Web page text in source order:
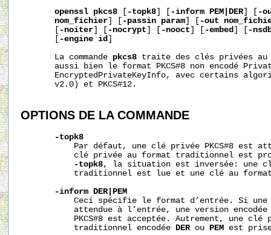
openssl pkcs8 -topk8 -inform PEM|DER] [
-
nom_fichier
-passin param -out
-noiter -nocrypt -nooct -embed
-
-engine id
       La commande
pkcs8 traite des clés privées au
aussi bien le format PKCS#8 non encodé
EncryptedPrivateKeyInfo, avec certains
       v2.0) et PKCS#12.
OPTIONS DE LA COMMANDE
-topk8
Par défaut, une clé privée PKCS#8 est
clé privée au format traditionnel est
-topk8, la situation est inversée: une
traditionnel est lue et une clé au
-inform
DER|PEM
Ceci spécifie le format d’entrée. Si
attendue à l’entrée, une version
PKCS#8 est acceptée. Autrement, une clé
           traditionnel encodée
DER ou PEM est